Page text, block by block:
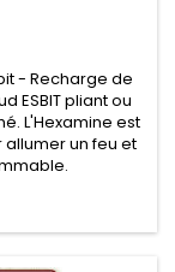
- Recharge de
ESBIT pliant ou
L'Hexamine est
un feu et